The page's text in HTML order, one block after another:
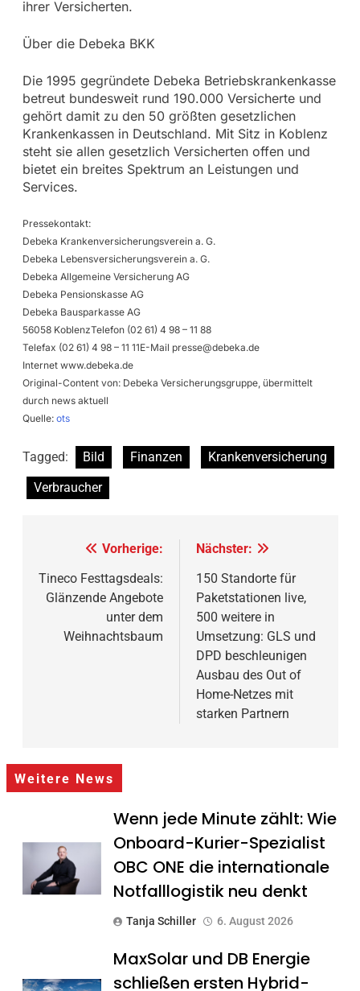
ihrer Versicherten.
Über die Debeka BKK
Die 1995 gegründete Debeka Betriebskrankenkasse
betreut bundesweit rund 190.000 Versicherte und
gehört damit zu den 50 größten gesetzlichen
Krankenkassen in Deutschland. Mit Sitz in Koblenz
steht sie allen gesetzlich Versicherten offen und
bietet ein breites Spektrum an Leistungen und
Services.
Pressekontakt:
Debeka Krankenversicherungsverein a. G.
Debeka Lebensversicherungsverein a. G.
Debeka Allgemeine Versicherung AG
Debeka Pensionskasse AG
Debeka Bausparkasse AG
56058 KoblenzTelefon (02 61) 4 98 – 11 88
Telefax (02 61) 4 98 – 11 11E-Mail presse@debeka.de
Internet www.debeka.de
Original-Content von: Debeka Versicherungsgruppe, übermittelt
durch news aktuell
Quelle: ots
Tagged: Bild Finanzen
Krankenversicherung
Verbraucher
Beitragsnavigation
Vorherige:
Tineco Festtagsdeals:
Glänzende Angebote
unter dem
Weihnachtsbaum
Nächster:
150 Standorte für
Paketstationen live,
500 weitere in
Umsetzung: GLS und
DPD beschleunigen
Ausbau des Out of
Home-Netzes mit
starken Partnern
Weitere News
Wenn jede Minute zählt: Wie
Onboard-Kurier-Spezialist
OBC ONE die internationale
Notfalllogistik neu denkt
Tanja Schiller 6. August 2026
MaxSolar und DB Energie
schließen ersten Hybrid-